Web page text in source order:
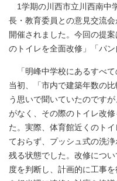
1学期の川西市立川西南中
長・教育委員との意見交流
開催されました。今回の提
のトイレを全面改修」「パン
「明峰中学校にあるすべて
当初、「市内で建築年数の
う思いで聞いていたのです
がなく、その際のトイレ改
た。実際、体育館近くのト
ておらず、プッシュ式の洗
残る状態でした。改修につ
度を判断し、計画的に工事